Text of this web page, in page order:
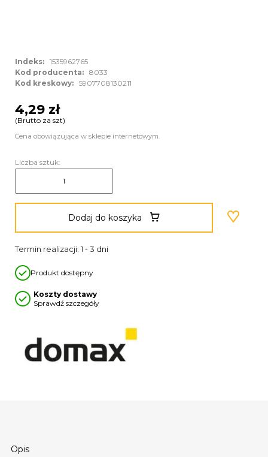
Opis
Indeks: 1535962765
Kod producenta: 8033
Kod kreskowy: 5907708130211
4,29 zł
(Brutto za szt)
Cena obowiązująca w sklepie internetowym.
Liczba sztuk:
Dodaj do koszyka
Termin realizacji: 1 - 3 dni
Produkt dostępny
Koszty dostawy
Sprawdź szczegóły